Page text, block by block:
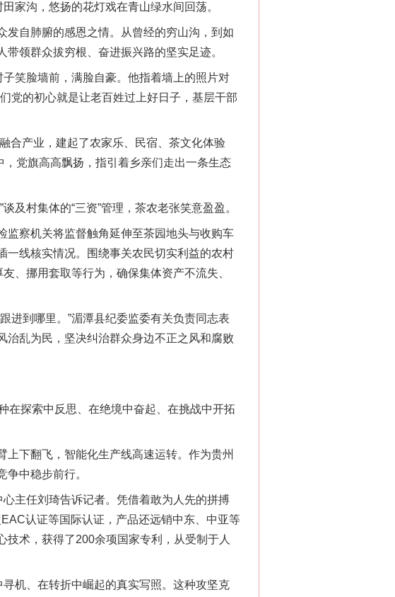
沟，悠扬的花灯戏在青山绿水间回荡。
自肺腑的感恩之情。从曾经的穷山沟，到如
领群众拔穷根、奋进振兴路的坚实足迹。
笑脸墙前，满脸自豪。他指着墙上的照片对
党的初心就是让老百姓过上好日子，基层干部
产业，建起了农家乐、民宿、茶文化体验
党旗高高飘扬，指引着乡亲们走出一条生态
村集体的“三资”管理，茶农老张笑意盈盈。
察机关将监督触角延伸至茶园地头与收购车
一线核实情况。围绕事关农民切实利益的农村
、挪用套取等行为，确保集体资产不流失、
到哪里。”湄潭县纪委监委有关负责同志表
治乱为民，坚决纠治群众身边不正之风和腐败
探索中反思、在绝境中奋起、在挑战中开拓
下翻飞，智能化生产线高速运转。作为贵州
中稳步前行。
主任刘琦告诉记者。凭借着敢为人先的拼搏
认证等国际认证，产品还远销中东、中亚等
术，获得了200余项国家专利，从受制于人
机、在转折中崛起的真实写照。这种攻坚克
“神药”背后的真相
法官巧妙执行解纠纷